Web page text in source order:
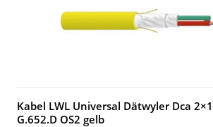
Kabel LWL Universal Dätwyler Dca
G.652.D OS2 gelb